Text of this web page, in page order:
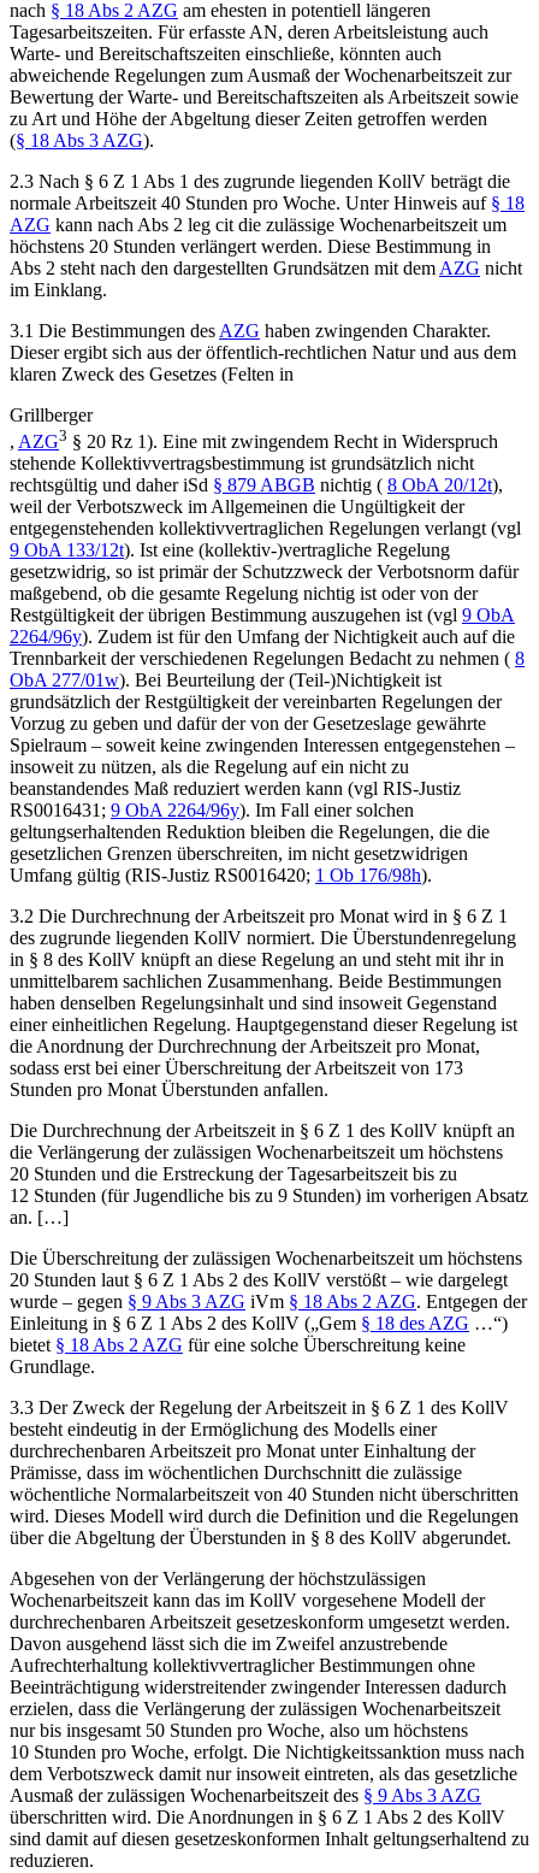
nach § 18 Abs 2 AZG am ehesten in potentiell längeren
Tagesarbeitszeiten. Für erfasste AN, deren Arbeitsleistung auch
Warte- und Bereitschaftszeiten einschließe, könnten auch
abweichende Regelungen zum Ausmaß der Wochenarbeitszeit zur
Bewertung der Warte- und Bereitschaftszeiten als Arbeitszeit sowie
zu Art und Höhe der Abgeltung dieser Zeiten getroffen werden
(§ 18 Abs 3 AZG).
2.3 Nach § 6 Z 1 Abs 1 des zugrunde liegenden KollV beträgt die
normale Arbeitszeit 40 Stunden pro Woche. Unter Hinweis auf § 18
AZG kann nach Abs 2 leg cit die zulässige Wochenarbeitszeit um
höchstens 20 Stunden verlängert werden. Diese Bestimmung in
Abs 2 steht nach den dargestellten Grundsätzen mit dem AZG nicht
im Einklang.
3.1 Die Bestimmungen des AZG haben zwingenden Charakter.
Dieser ergibt sich aus der öffentlich-rechtlichen Natur und aus dem
klaren Zweck des Gesetzes (Felten in
Grillberger
, AZG3 § 20 Rz 1). Eine mit zwingendem Recht in Widerspruch
stehende Kollektivvertragsbestimmung ist grundsätzlich nicht
rechtsgültig und daher iSd § 879 ABGB nichtig ( 8 ObA 20/12t),
weil der Verbotszweck im Allgemeinen die Ungültigkeit der
entgegenstehenden kollektivvertraglichen Regelungen verlangt (vgl
9 ObA 133/12t). Ist eine (kollektiv-)vertragliche Regelung
gesetzwidrig, so ist primär der Schutzzweck der Verbotsnorm dafür
maßgebend, ob die gesamte Regelung nichtig ist oder von der
Restgültigkeit der übrigen Bestimmung auszugehen ist (vgl 9 ObA
2264/96y). Zudem ist für den Umfang der Nichtigkeit auch auf die
Trennbarkeit der verschiedenen Regelungen Bedacht zu nehmen ( 8
ObA 277/01w). Bei Beurteilung der (Teil-)Nichtigkeit ist
grundsätzlich der Restgültigkeit der vereinbarten Regelungen der
Vorzug zu geben und dafür der von der Gesetzeslage gewährte
Spielraum – soweit keine zwingenden Interessen entgegenstehen –
insoweit zu nützen, als die Regelung auf ein nicht zu
beanstandendes Maß reduziert werden kann (vgl RIS-Justiz
RS0016431; 9 ObA 2264/96y). Im Fall einer solchen
geltungserhaltenden Reduktion bleiben die Regelungen, die die
gesetzlichen Grenzen überschreiten, im nicht gesetzwidrigen
Umfang gültig (RIS-Justiz RS0016420; 1 Ob 176/98h).
3.2 Die Durchrechnung der Arbeitszeit pro Monat wird in § 6 Z 1
des zugrunde liegenden KollV normiert. Die Überstundenregelung
in § 8 des KollV knüpft an diese Regelung an und steht mit ihr in
unmittelbarem sachlichen Zusammenhang. Beide Bestimmungen
haben denselben Regelungsinhalt und sind insoweit Gegenstand
einer einheitlichen Regelung. Hauptgegenstand dieser Regelung ist
die Anordnung der Durchrechnung der Arbeitszeit pro Monat,
sodass erst bei einer Überschreitung der Arbeitszeit von 173
Stunden pro Monat Überstunden anfallen.
Die Durchrechnung der Arbeitszeit in § 6 Z 1 des KollV knüpft an
die Verlängerung der zulässigen Wochenarbeitszeit um höchstens
20 Stunden und die Erstreckung der Tagesarbeitszeit bis zu
12 Stunden (für Jugendliche bis zu 9 Stunden) im vorherigen Absatz
an. […]
Die Überschreitung der zulässigen Wochenarbeitszeit um höchstens
20 Stunden laut § 6 Z 1 Abs 2 des KollV verstößt – wie dargelegt
wurde – gegen § 9 Abs 3 AZG iVm § 18 Abs 2 AZG. Entgegen der
Einleitung in § 6 Z 1 Abs 2 des KollV („Gem § 18 des AZG …“)
bietet § 18 Abs 2 AZG für eine solche Überschreitung keine
Grundlage.
3.3 Der Zweck der Regelung der Arbeitszeit in § 6 Z 1 des KollV
besteht eindeutig in der Ermöglichung des Modells einer
durchrechenbaren Arbeitszeit pro Monat unter Einhaltung der
Prämisse, dass im wöchentlichen Durchschnitt die zulässige
wöchentliche Normalarbeitszeit von 40 Stunden nicht überschritten
wird. Dieses Modell wird durch die Definition und die Regelungen
über die Abgeltung der Überstunden in § 8 des KollV abgerundet.
Abgesehen von der Verlängerung der höchstzulässigen
Wochenarbeitszeit kann das im KollV vorgesehene Modell der
durchrechenbaren Arbeitszeit gesetzeskonform umgesetzt werden.
Davon ausgehend lässt sich die im Zweifel anzustrebende
Aufrechterhaltung kollektivvertraglicher Bestimmungen ohne
Beeinträchtigung widerstreitender zwingender Interessen dadurch
erzielen, dass die Verlängerung der zulässigen Wochenarbeitszeit
nur bis insgesamt 50 Stunden pro Woche, also um höchstens
10 Stunden pro Woche, erfolgt. Die Nichtigkeitssanktion muss nach
dem Verbotszweck damit nur insoweit eintreten, als das gesetzliche
Ausmaß der zulässigen Wochenarbeitszeit des § 9 Abs 3 AZG
überschritten wird. Die Anordnungen in § 6 Z 1 Abs 2 des KollV
sind damit auf diesen gesetzeskonformen Inhalt geltungserhaltend zu
reduzieren.